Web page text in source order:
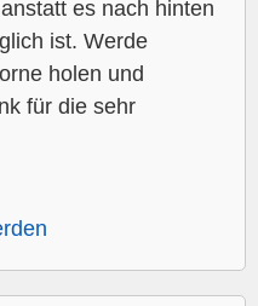
es nach hinten
ist. Werde
holen und
für die sehr